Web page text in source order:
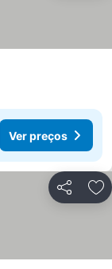
Ver preços
Partilhar